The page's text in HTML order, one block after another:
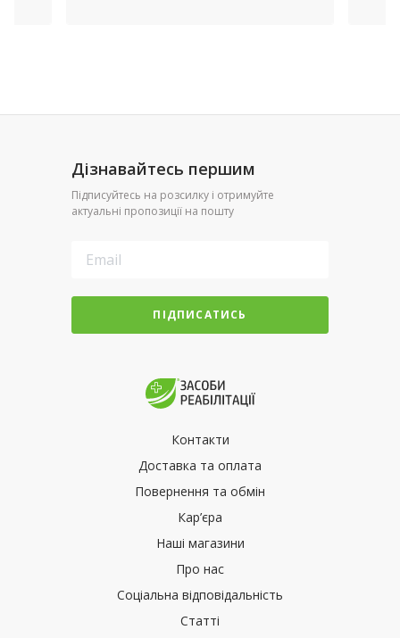
Дізнавайтесь першим
Підписуйтесь на розсилку і отримуйте
актуальні пропозиції на пошту
ПІДПИСАТИСЬ
Контакти
Доставка та оплата
Повернення та обмін
Кар’єра
Наші магазини
Про нас
Соціальна відповідальність
Статті